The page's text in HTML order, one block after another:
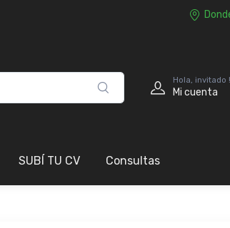
Hola, invitado !
Mi cuenta
SUBÍ TU CV Consultas